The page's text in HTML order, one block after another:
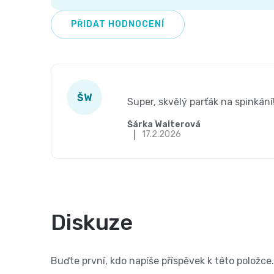
PŘIDAT HODNOCENÍ
n
c
ŠW
Šárka Walterová
17.2.2026
Super, skvělý parťák na spinkání!
Diskuze
Buďte první, kdo napíše příspěvek k této položce.